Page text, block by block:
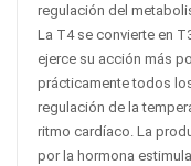
regulación del
La T4 se convierte en
ejerce su acción más
prácticamente todos
regulación de la
ritmo cardíaco. La
por la hormona